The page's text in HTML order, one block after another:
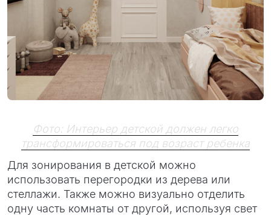
Фото: Интерьер детской должен легко
трансформироваться под возраст ребенка
Для зонирования в детской можно
использовать перегородки из дерева или
стеллажи. Также можно визуально отделить
одну часть комнаты от другой, используя свет